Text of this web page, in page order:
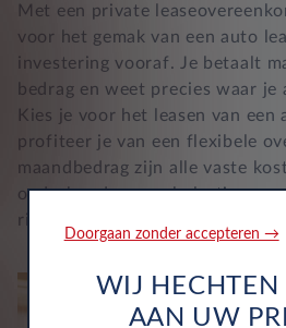
Met een private
voor het gemak van een auto
investering vooraf. Je betaalt
bedrag en weet precies waar je
Kies je voor het leasen van een
profiteer je van een flexibele
maandbedrag zijn alle vaste
onderhoud, wegenbelasting en
rijdt dus zonder verrassingen.
Doorgaan zonder accepteren →
WIJ HECHTEN
AAN UW